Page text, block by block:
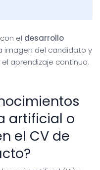
el desarrollo
imagen del candidato y
aprendizaje continuo.
artificial o
el CV de